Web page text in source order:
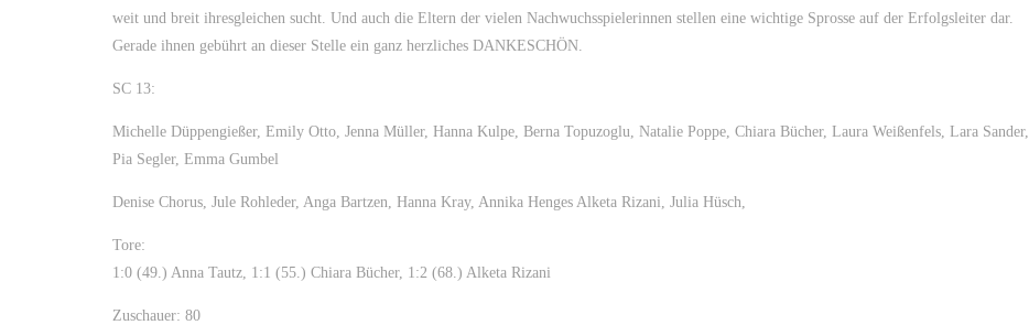
weit und breit ihresgleichen sucht. Und auch die Eltern der vielen Nachwuchsspielerinnen stellen eine wichtige Sprosse auf der Erfolgsleiter dar.
Gerade ihnen gebührt an dieser Stelle ein ganz herzliches DANKESCHÖN.
SC 13:
Michelle Düppengießer, Emily Otto, Jenna Müller, Hanna Kulpe, Berna Topuzoglu, Natalie Poppe, Chiara Bücher, Laura Weißenfels, Lara Sander,
Pia Segler, Emma Gumbel
Denise Chorus, Jule Rohleder, Anga Bartzen, Hanna Kray, Annika Henges Alketa Rizani, Julia Hüsch,
Tore:
1:0 (49.) Anna Tautz, 1:1 (55.) Chiara Bücher, 1:2 (68.) Alketa Rizani
Zuschauer: 80